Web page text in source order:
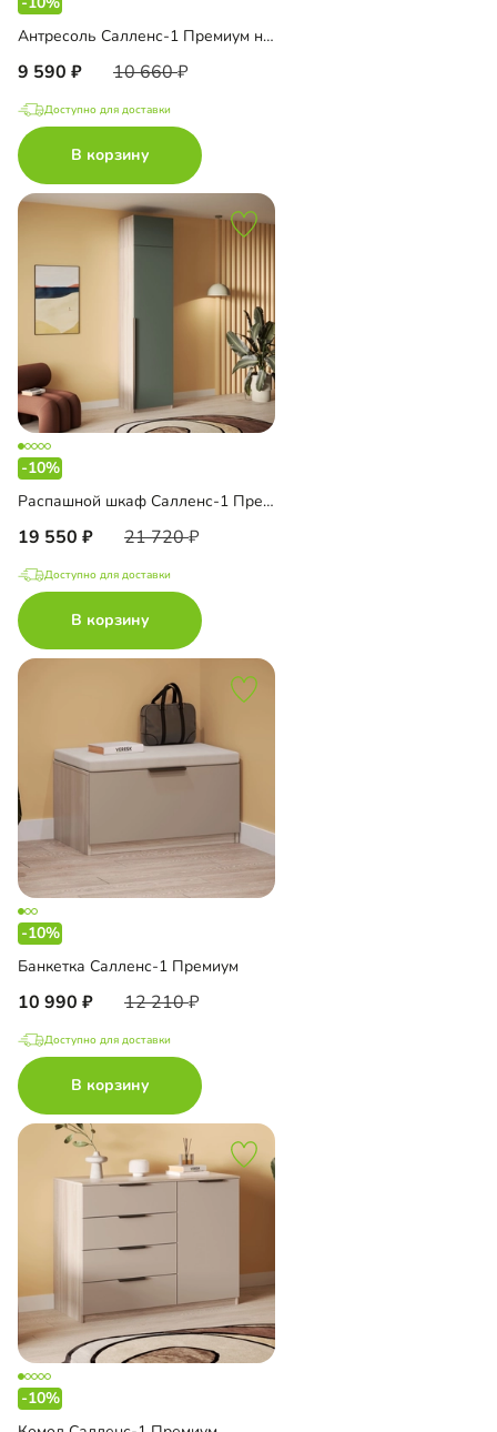
Антресоль Салленс-1 Премиум навесная
9 590 10 660
Доступно для доставки
В корзину
-10%
Распашной шкаф Салленс-1 Премиум с антресолью
19 550 21 720
Доступно для доставки
В корзину
-10%
Банкетка Салленс-1 Премиум
10 990 12 210
Доступно для доставки
В корзину
-10%